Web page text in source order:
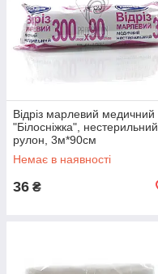
Відріз марлевий медичний
"Білосніжка", нестерильний,
рулон, 3м*90см
Немає в наявності
36 ₴